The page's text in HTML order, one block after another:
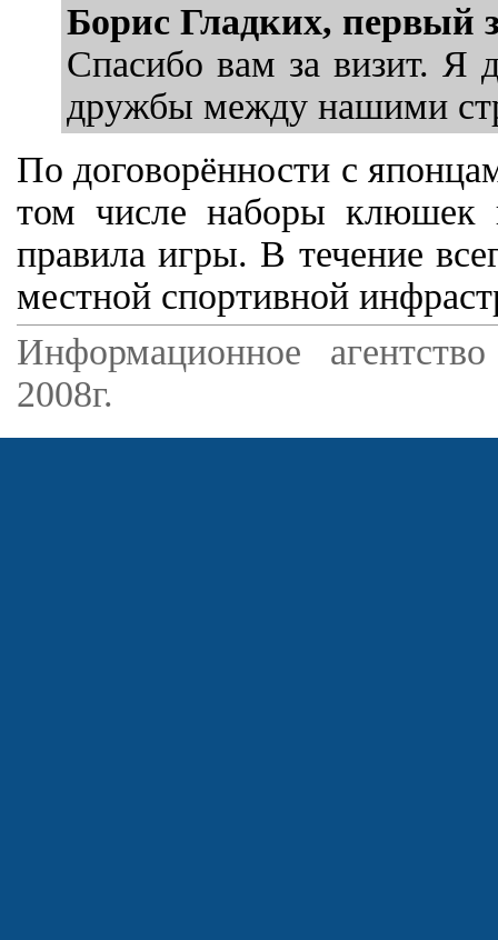
Борис Гладких, первый
Спасибо вам за визит. Я
дружбы между нашими
По договорённости с
том числе наборы клюшек
правила игры. В течение
местной спортивной
Информационное
2008г.